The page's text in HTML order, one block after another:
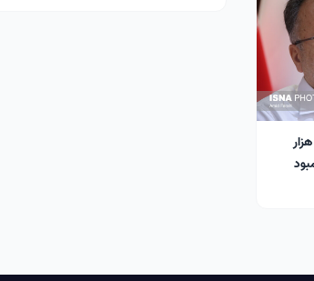
سالن ۱۸ هزار نفری به جای سالن ۱۲ هزار